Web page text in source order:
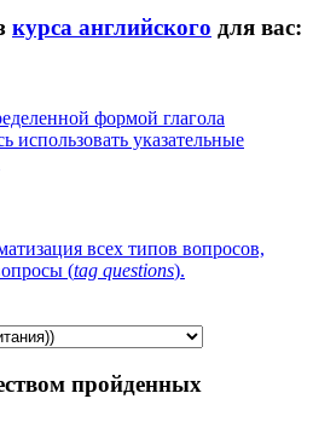
курса английского для вас:
формой глагола
использовать указательные
всех типов вопросов,
(tag questions).
пройденных